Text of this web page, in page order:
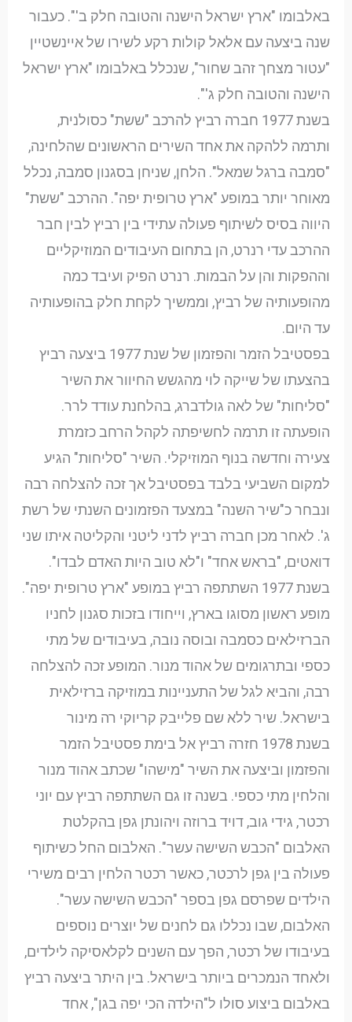
באלבומו "ארץ ישראל הישנה והטובה חלק ב'". כעבור
שנה ביצעה עם אלאל קולות רקע לשירו של איינשטיין
"עטור מצחך זהב שחור", שנכלל באלבומו "ארץ ישראל
הישנה והטובה חלק ג'".
בשנת 1977 חברה רביץ להרכב "ששת" כסולנית,
ותרמה ללהקה את אחד השירים הראשונים שהלחינה,
"סמבה ברגל שמאל". הלחן, שניחן בסגנון סמבה, נכלל
מאוחר יותר במופע "ארץ טרופית יפה". ההרכב "ששת"
היווה בסיס לשיתוף פעולה עתידי בין רביץ לבין חבר
ההרכב עדי רנרט, הן בתחום העיבודים המוזיקליים
וההפקות והן על הבמות. רנרט הפיק ועיבד כמה
מהופעותיה של רביץ, וממשיך לקחת חלק בהופעותיה
עד היום.
בפסטיבל הזמר והפזמון של שנת 1977 ביצעה רביץ
בהצעתו של שייקה לוי מהגשש החיוור את השיר
"סליחות" של לאה גולדברג, בהלחנת עודד לרר.
הופעתה זו תרמה לחשיפתה לקהל הרחב כזמרת
צעירה וחדשה בנוף המוזיקלי. השיר "סליחות" הגיע
למקום השביעי בלבד בפסטיבל אך זכה להצלחה רבה
ונבחר כ"שיר השנה" במצעד הפזמונים השנתי של רשת
ג'. לאחר מכן חברה רביץ לדני ליטני והקליטה איתו שני
דואטים, "בראש אחד" ו"לא טוב היות האדם לבדו".
בשנת 1977 השתתפה רביץ במופע "ארץ טרופית יפה".
מופע ראשון מסוגו בארץ, וייחודו בזכות סגנון לחניו
הברזילאים כסמבה ובוסה נובה, בעיבודים של מתי
כספי ובתרגומים של אהוד מנור. המופע זכה להצלחה
רבה, והביא לגל של התעניינות במוזיקה ברזילאית
בישראל. שיר ללא שם פלייבק קריוקי רה מינור
בשנת 1978 חזרה רביץ אל בימת פסטיבל הזמר
והפזמון וביצעה את השיר "מישהו" שכתב אהוד מנור
והלחין מתי כספי. בשנה זו גם השתתפה רביץ עם יוני
רכטר, גידי גוב, דויד ברוזה ויהונתן גפן בהקלטת
האלבום "הכבש השישה עשר". האלבום החל כשיתוף
פעולה בין גפן לרכטר, כאשר רכטר הלחין רבים משירי
הילדים שפרסם גפן בספר "הכבש השישה עשר".
האלבום, שבו נכללו גם לחנים של יוצרים נוספים
בעיבודו של רכטר, הפך עם השנים לקלאסיקה לילדים,
ולאחד הנמכרים ביותר בישראל. בין היתר ביצעה רביץ
באלבום ביצוע סולו ל"הילדה הכי יפה בגן", אחד